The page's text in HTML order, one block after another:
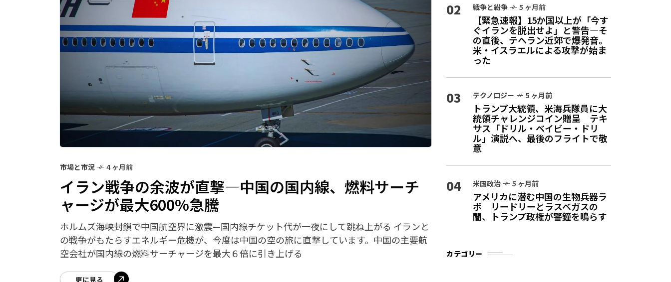
市場と市況 4 ヶ月前
イラン戦争の余波が直撃—中国の国内線、燃料サーチ
ャージが最大600%急騰
ホルムズ海峡封鎖で中国航空界に激震—国内線チケット代が一夜にして跳ね上がる イランと
の戦争がもたらすエネルギー危機が、今度は中国の空の旅に直撃しています。中国の主要航
空会社が国内線の燃料サーチャージを最大６倍に引き上げる
更に見る
02 戦争と紛争 5 ヶ月前
【緊急速報】15か国以上が「今す
ぐイランを脱出せよ」と警告—そ
の直後、テヘラン近郊で爆発音。
米・イスラエルによる攻撃が始ま
った
03 テクノロジー 5 ヶ月前
トランプ大統領、米海兵隊員に大
統領チャレンジコイン贈呈 テキ
サス「ドリル・ベイビー・ドリ
ル」演説へ、最後のフライトで敬
意
04 米国政治 5 ヶ月前
アメリカに潜む中国の生物兵器ラ
ボ リードリーとラスベガスの
闇、トランプ政権が警鐘を鳴らす
カテゴリー